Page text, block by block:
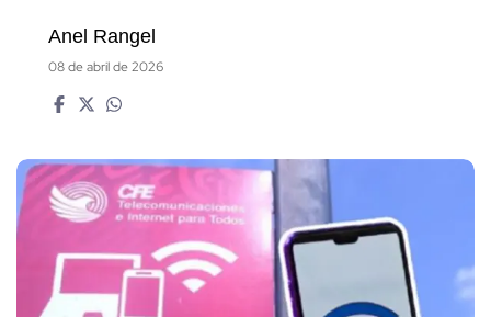
Anel Rangel
08 de abril de 2026